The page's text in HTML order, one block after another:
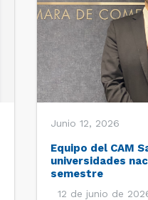
Junio 12, 2026
Equipo del CAM
universidades
semestre
12 de junio de